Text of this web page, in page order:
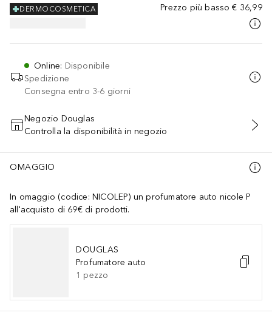
Prezzo più basso € 36,99
DERMOCOSMETICA
Online: Disponibile
Spedizione
Consegna entro 3-6 giorni
AGGIUNGI AL CARRELLO
Negozio Douglas
Controlla la disponibilità in negozio
OMAGGIO
In omaggio (codice: NICOLEP) un profumatore auto nicole P
all'acquisto di 69€ di prodotti.
DOUGLAS
Profumatore auto
1 pezzo